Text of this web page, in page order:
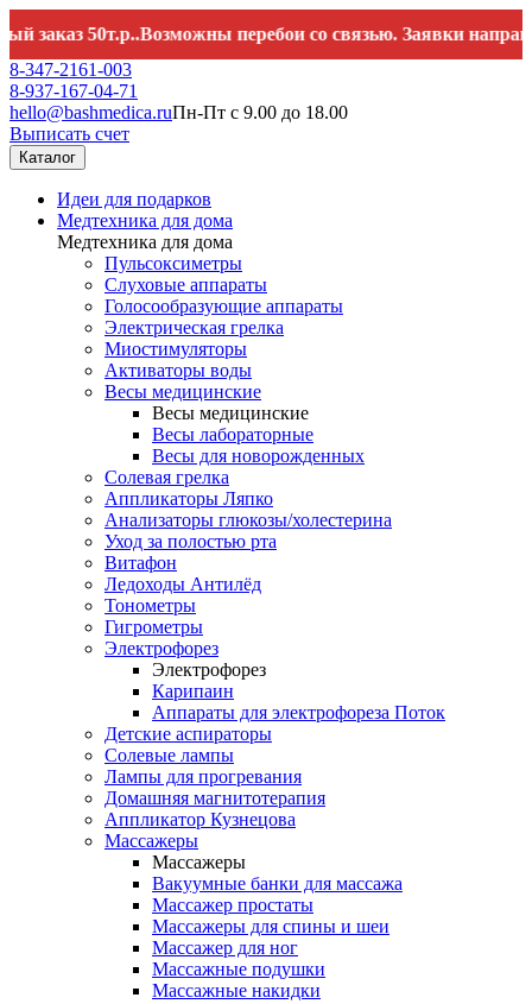
50т.р..Возможны перебои со связью. Заявки направляйте
8-347-2161-003
8-937-167-04-71
hello@bashmedica.ruПн-Пт с 9.00 до 18.00
Выписать счет
Каталог
Идеи для подарков
Медтехника для дома
Медтехника для дома
Пульсоксиметры
Слуховые аппараты
Голосообразующие аппараты
Электрическая грелка
Миостимуляторы
Активаторы воды
Весы медицинские
Весы медицинские
Весы лабораторные
Весы для новорожденных
Солевая грелка
Аппликаторы Ляпко
Анализаторы глюкозы/холестерина
Уход за полостью рта
Витафон
Ледоходы Антилёд
Тонометры
Гигрометры
Электрофорез
Электрофорез
Карипаин
Аппараты для электрофореза Поток
Детские аспираторы
Солевые лампы
Лампы для прогревания
Домашняя магнитотерапия
Аппликатор Кузнецова
Массажеры
Массажеры
Вакуумные банки для массажа
Массажер простаты
Массажеры для спины и шеи
Массажер для ног
Массажные подушки
Массажные накидки